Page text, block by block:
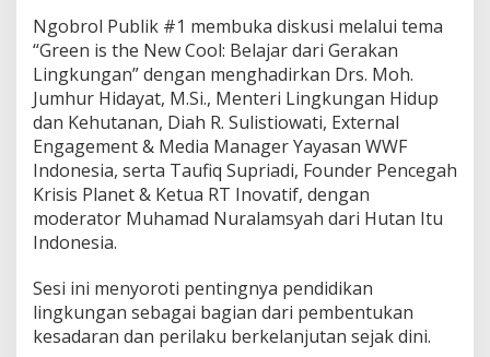
Ngobrol Publik #1 membuka diskusi melalui tema
“Green is the New Cool: Belajar dari Gerakan
Lingkungan” dengan menghadirkan Drs. Moh.
Jumhur Hidayat, M.Si., Menteri Lingkungan Hidup
dan Kehutanan, Diah R. Sulistiowati, External
Engagement & Media Manager Yayasan WWF
Indonesia, serta Taufiq Supriadi, Founder Pencegah
Krisis Planet & Ketua RT Inovatif, dengan
moderator Muhamad Nuralamsyah dari Hutan Itu
Indonesia.
Sesi ini menyoroti pentingnya pendidikan
lingkungan sebagai bagian dari pembentukan
kesadaran dan perilaku berkelanjutan sejak dini.